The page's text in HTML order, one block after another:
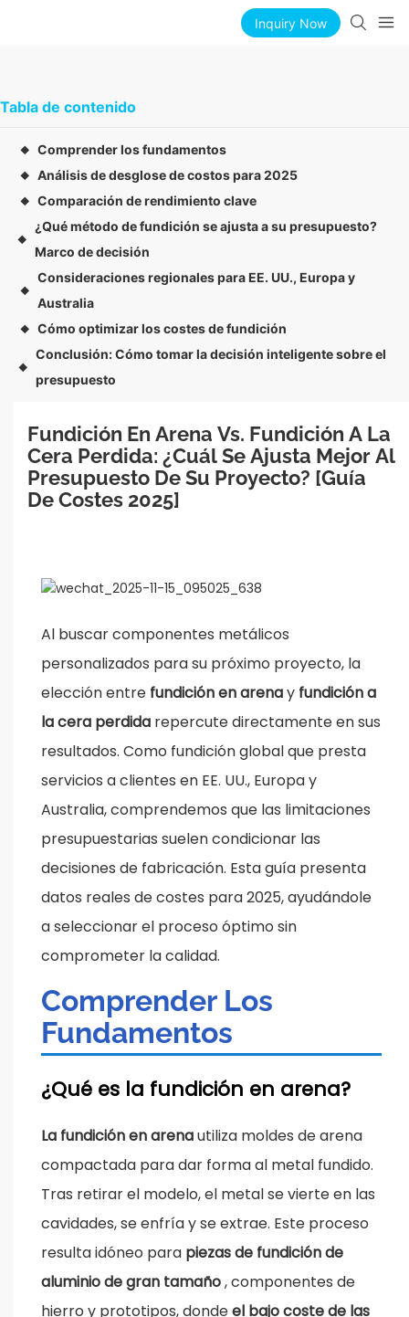
Inquiry Now
Tabla de contenido
◆ Comprender los fundamentos
◆ Análisis de desglose de costos para 2025
◆ Comparación de rendimiento clave
◆
¿Qué método de fundición se ajusta a su presupuesto?
Marco de decisión
◆
Consideraciones regionales para EE. UU., Europa y
Australia
◆ Cómo optimizar los costes de fundición
◆
Conclusión: Cómo tomar la decisión inteligente sobre el
presupuesto
Fundición En Arena Vs. Fundición A La
Cera Perdida: ¿Cuál Se Ajusta Mejor Al
Presupuesto De Su Proyecto? [Guía
De Costes 2025]
Al buscar componentes metálicos
personalizados para su próximo proyecto, la
elección entre fundición en arenay fundición a
la cera perdida repercute directamente en sus
resultados. Como fundición global que presta
servicios a clientes en EE. UU., Europa y
Australia, comprendemos que las limitaciones
presupuestarias suelen condicionar las
decisiones de fabricación. Esta guía presenta
datos reales de costes para 2025, ayudándole
a seleccionar el proceso óptimo sin
comprometer la calidad.
Comprender Los
Fundamentos
¿Qué es la fundición en arena?
La fundición en arenautiliza moldes de arena
compactada para dar forma al metal fundido.
Tras retirar el modelo, el metal se vierte en las
cavidades, se enfría y se extrae. Este proceso
resulta idóneo para piezas de fundición de
aluminio de gran tamaño, componentes de
hierro y prototipos, dondeel bajo coste de las